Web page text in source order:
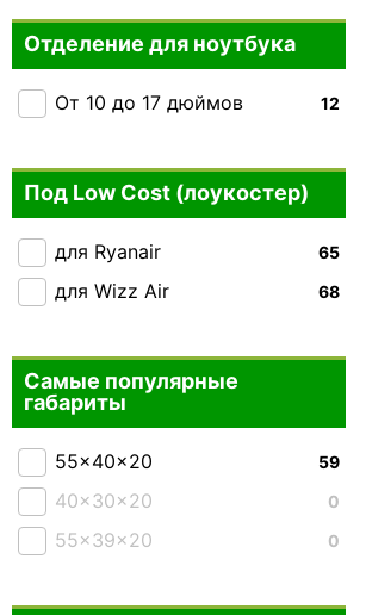
Отделение для ноутбука
12
От 10 до 17 дюймов
Под Low Cost (лоукостер)
65
для Ryanair
68
для Wizz Air
Самые популярные
габариты
59
55x40x20
0
40x30x20
0
55x39x20